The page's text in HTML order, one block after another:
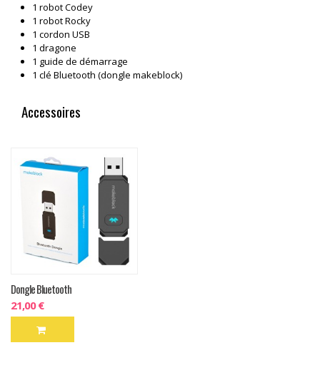
1 robot Codey
1 robot Rocky
1 cordon USB
1 dragone
1 guide de démarrage
1 clé Bluetooth (dongle makeblock)
Accessoires
Dongle Bluetooth
21,00 €